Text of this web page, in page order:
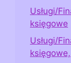
Usługi/
księgowe
Usługi/